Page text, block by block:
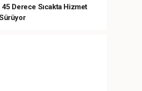
45 Derece Sıcakta Hizmet